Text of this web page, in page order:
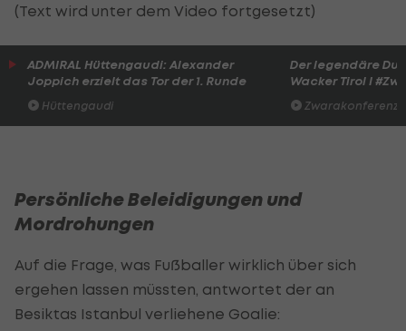
(Text wird unter dem Video fortgesetzt)
ADMIRAL Hüttengaudi: Alexander
Joppich erzielt das Tor der 1. Runde
Hüttengaudi
Der legendäre
Wacker Tirol I
Zwarakonferenz
Persönliche Beleidigungen und
Mordrohungen
Auf die Frage, was Fußballer wirklich über sich
ergehen lassen müssten, antwortet der an
Besiktas Istanbul verliehene Goalie: